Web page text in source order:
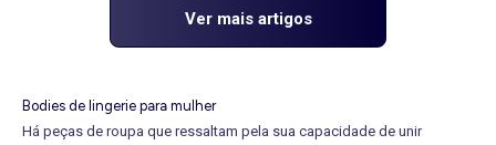
Ver mais artigos
Bodies de lingerie para mulher
Há peças de roupa que ressaltam pela sua capacidade de unir